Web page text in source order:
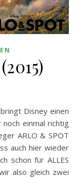
einmal richtig
ARLO & SPOT
auch hier wieder
schon für ALLES
also gleich zwei